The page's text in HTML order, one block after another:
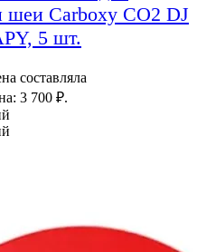
шеи Carboxy CO2 DJ
5 шт.
составляла
3 700 ₽.